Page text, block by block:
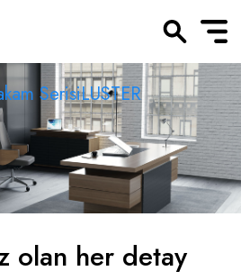
SerisiLUSTER
olan her detay